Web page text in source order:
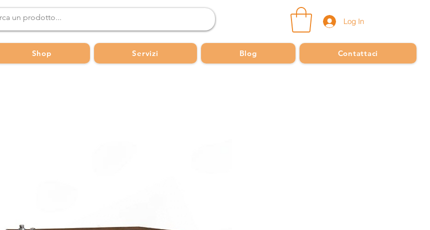
Log In
Shop Servizi Blog Contattaci